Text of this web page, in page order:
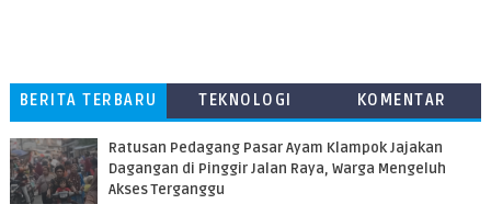
BERITA TERBARU TEKNOLOGI
KOMENTAR
​Ratusan Pedagang Pasar Ayam Klampok Jajakan
Dagangan di Pinggir Jalan Raya, Warga Mengeluh
Akses Terganggu